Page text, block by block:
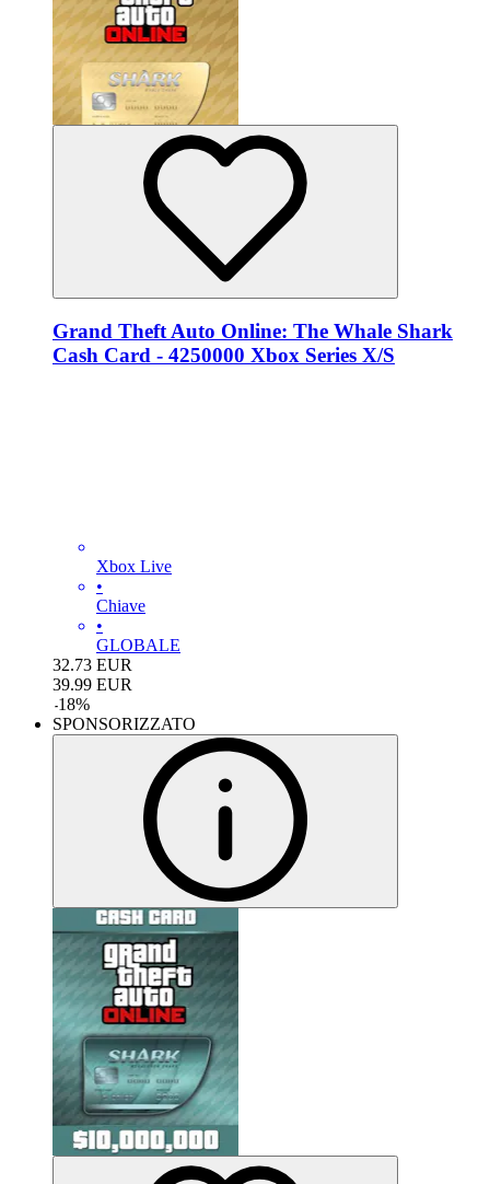
Grand Theft Auto Online: The Whale Shark
Cash Card - 4250000 Xbox Series X/S
Xbox Live
•
Chiave
•
GLOBALE
32.73 EUR
39.99 EUR
-18%
SPONSORIZZATO